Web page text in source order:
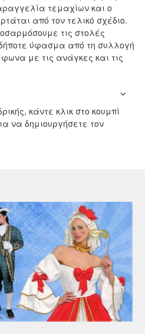
τεμαχίων και ο
από τον τελικό σχέδιο.
τις στολές
ύφασμα από τη συλλογή
με τις ανάγκες και τις
κάντε κλικ στο κουμπί
να δημιουργήσετε τον